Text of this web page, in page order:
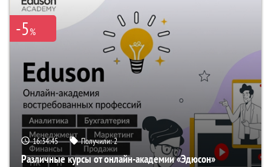
-5%
16:34:44 Получили:2
Различные курсы от онлайн-академии «Эдюсон»